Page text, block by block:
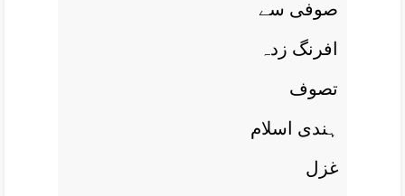
صوفی سے
افرنگ زدہ
تصوف
ہندی اسلام
غزل